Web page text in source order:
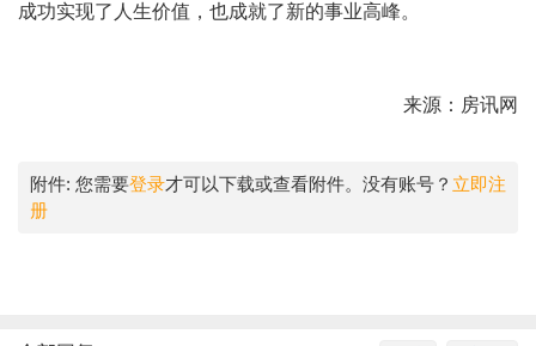
成功实现了人生价值，也成就了新的事业高峰。
来源：房讯网
附件: 您需要登录才可以下载或查看附件。没有账号？ 立即注
册